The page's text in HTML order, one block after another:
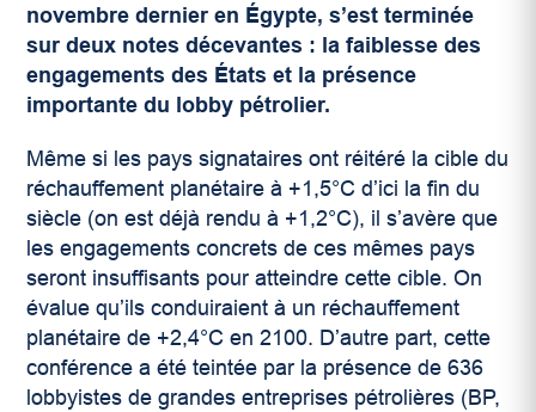
novembre dernier en Égypte, s’est terminée
sur deux notes décevantes : la faiblesse des
engagements des États et la présence
importante du lobby pétrolier.
Même si les pays signataires ont réitéré la cible du
réchauffement planétaire à +1,5°C d’ici la fin du
siècle (on est déjà rendu à +1,2°C), il s’avère que
les engagements concrets de ces mêmes pays
seront insuffisants pour atteindre cette cible. On
évalue qu’ils conduiraient à un réchauffement
planétaire de +2,4°C en 2100. D’autre part, cette
conférence a été teintée par la présence de 636
lobbyistes de grandes entreprises pétrolières (BP,